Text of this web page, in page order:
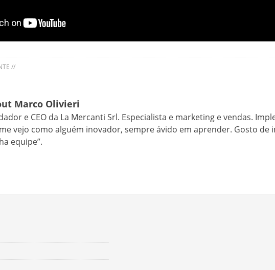
//
Marco Olivieri
e CEO da La Mercanti Srl. Especialista e marketing e vendas.
vejo como alguém inovador, sempre ávido em aprender. Gosto
equipe”.